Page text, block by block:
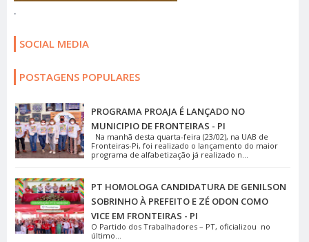
.
SOCIAL MEDIA
POSTAGENS POPULARES
PROGRAMA PROAJA É LANÇADO NO
MUNICIPIO DE FRONTEIRAS - PI
Na manhã desta quarta-feira (23/02), na UAB de
Fronteiras-Pi, foi realizado o lançamento do maior
programa de alfabetização já realizado n...
PT HOMOLOGA CANDIDATURA DE GENILSON
SOBRINHO À PREFEITO E ZÉ ODON COMO
VICE EM FRONTEIRAS - PI
O Partido dos Trabalhadores – PT, oficializou no
último...